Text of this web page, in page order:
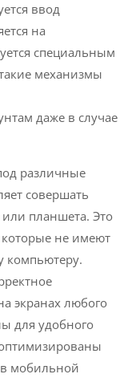
ввод
на
специальным
механизмы
даже в случае
различные
совершать
планшета. Это
не имеют
компьютеру.
экранах любого
для удобного
в мобильной